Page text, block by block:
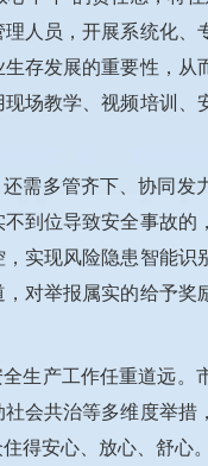
人员，开展系统化
存发展的重要性，
场教学、视频培训
需多管齐下、协同
到位导致安全事故
实现风险隐患智能
对举报属实的给予
生产工作任重道远
会共治等多维度举
得安心、放心、舒心